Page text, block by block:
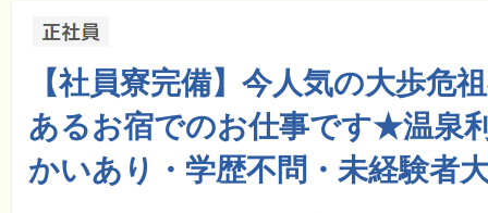
【社員寮完備】今人気の大歩危
あるお宿でのお仕事です★温泉
かいあり・学歴不問・未経験者